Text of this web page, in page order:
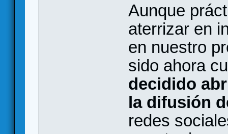
Aunque
aterrizar en
en nuestro
sido ahora
decidido
la difusión
redes